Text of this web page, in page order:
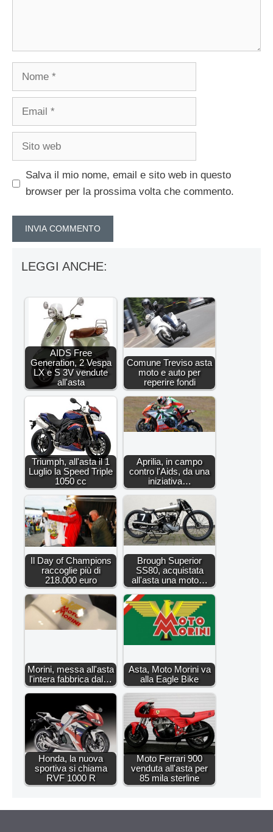
Nome
Email
Sito
Salva il mio nome, email e sito web in questo
browser per la prossima volta che commento.
LEGGI ANCHE:
AIDS Free
Generation, 2 Vespa
LX e S 3V vendute
all'asta
Comune Treviso asta
moto e auto per
reperire fondi
Triumph, all'asta il 1
Luglio la Speed Triple
1050 cc
Aprilia, in campo
contro l'Aids, da una
iniziativa…
Il Day of Champions
raccoglie più di
218.000 euro
Brough Superior
SS80, acquistata
all'asta una moto…
Morini, messa all'asta
l'intera fabbrica dal…
Asta, Moto Morini va
alla Eagle Bike
Honda, la nuova
sportiva si chiama
RVF 1000 R
Moto Ferrari 900
venduta all'asta per
85 mila sterline